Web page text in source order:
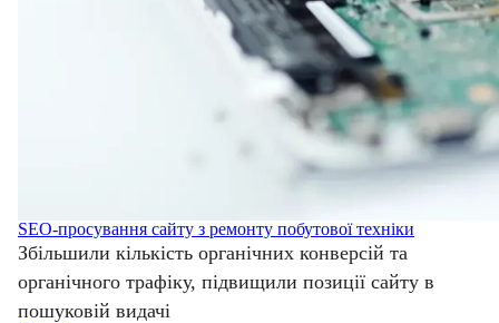
SEO-просування сайту з ремонту побутової техніки
Збільшили кількість органічних конверсій та
органічного трафіку, підвищили позиції сайту в
пошуковій видачі